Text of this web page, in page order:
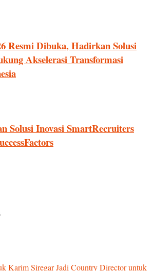
Resmi Dibuka, Hadirkan Solusi
Akselerasi Transformasi
Solusi Inovasi SmartRecruiters